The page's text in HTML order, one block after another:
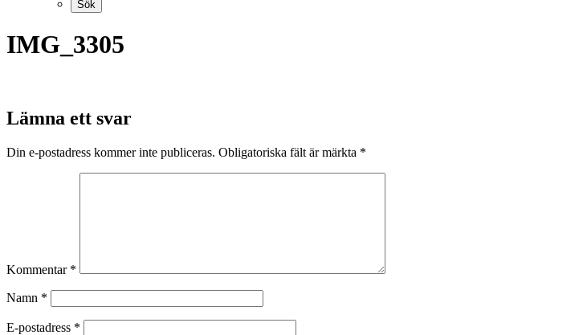
IMG_3305
Lämna ett svar
Din e-postadress kommer inte publiceras. Obligatoriska fält är märkta *
Kommentar *
Namn *
E-postadress *